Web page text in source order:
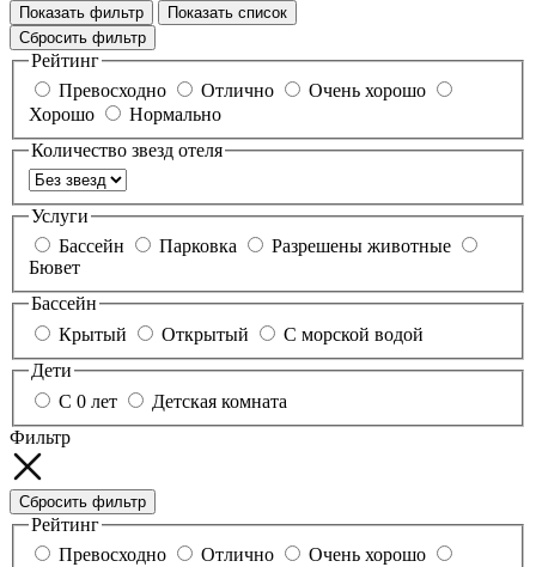
Показать фильтр
Показать список
Сбросить фильтр
Рейтинг
Превосходно
Отлично
Очень хорошо
Хорошо
Нормально
Количество звезд отеля
Услуги
Бассейн
Парковка
Разрешены животные
Бювет
Бассейн
Крытый
Открытый
С морской водой
Дети
С 0 лет
Детская комната
Фильтр
Сбросить фильтр
Рейтинг
Превосходно
Отлично
Очень хорошо